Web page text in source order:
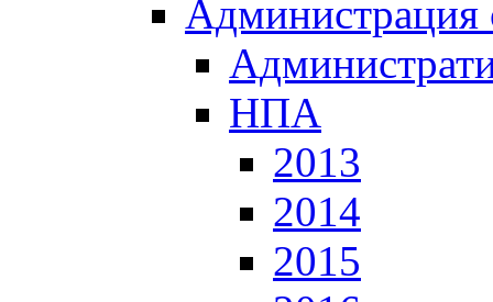
Администрация
НПА
2013
2014
2015